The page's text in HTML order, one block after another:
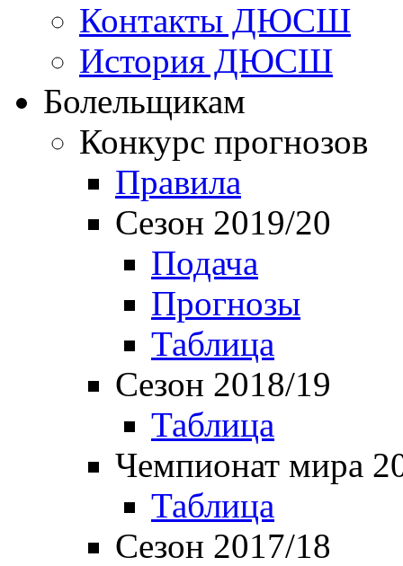
Контакты ДЮСШ
История ДЮСШ
Болельщикам
Конкурс прогнозов
Правила
Сезон 2019/20
Подача
Прогнозы
Таблица
Сезон 2018/19
Таблица
Чемпионат мира
Таблица
Сезон 2017/18